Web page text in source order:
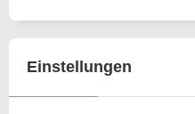
Einstellungen